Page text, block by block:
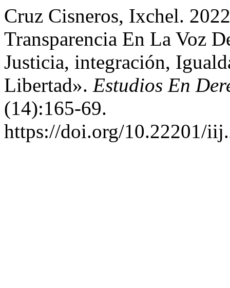
Cruz Cisneros, Ixchel.
Transparencia En La Voz
Justicia, integración,
Libertad». Estudios En
(14):165-69.
https://doi.org/10.22201/